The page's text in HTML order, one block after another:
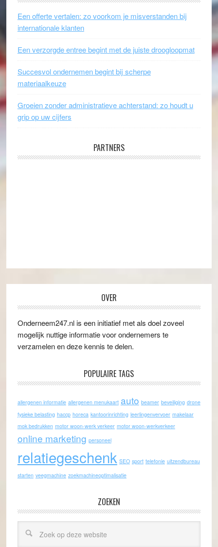
Een offerte vertalen: zo voorkom je misverstanden bij
internationale klanten
Een verzorgde entree begint met de juiste droogloopmat
Succesvol ondernemen begint bij scherpe
materiaalkeuze
Groeien zonder administratieve achterstand: zo houdt u
grip op uw cijfers
PARTNERS
OVER
Onderneem247.nl is een initiatief met als doel zoveel
mogelijk nuttige informatie voor ondernemers te
verzamelen en deze kennis te delen.
POPULAIRE TAGS
allergenen informatie allergenen menukaart auto beamer beveiliging drone
fysieke belasting haccp horeca kantoorinrichting leerlingenvervoer makelaar
mok bedrukken motor woon-werk verkeer motor woon-werkverkeer
online marketing personeel
relatiegeschenk SEO sport telefonie uitzendbureau
starten veegmachine zoekmachineoptimalisatie
ZOEKEN